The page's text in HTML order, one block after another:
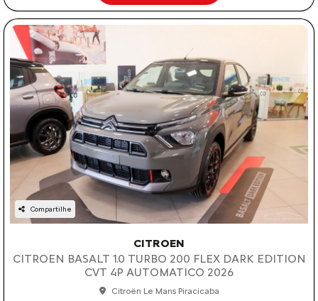
Compartilhe
CITROEN
CITROEN BASALT 1.0 TURBO 200 FLEX DARK EDITION
CVT 4P AUTOMATICO 2026
Citroën Le Mans Piracicaba